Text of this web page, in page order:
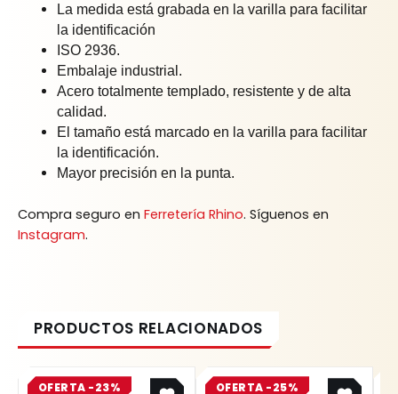
La medida está grabada en la varilla para facilitar
la identificación
ISO 2936.
Embalaje industrial.
Acero totalmente templado, resistente y de alta
calidad.
El tamaño está marcado en la varilla para facilitar
la identificación.
Mayor precisión en la punta.
Compra seguro en Ferretería Rhino. Síguenos en
Instagram.
OFERTA -23%
Original
price
Current
price
OFERTA -25%
Original
price
Current
price